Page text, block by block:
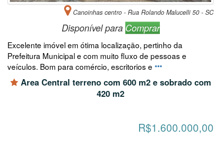
Canoinhas centro - Rua Rolando Malucelli 50 - SC
Disponível para Comprar
Excelente imóvel em ótima localização, pertinho da
Prefeitura Municipal e com muito fluxo de pessoas e
veículos. Bom para comércio, escritorios e
Area Central terreno com 600 m2 e sobrado com
420 m2
R$1.600.000,00